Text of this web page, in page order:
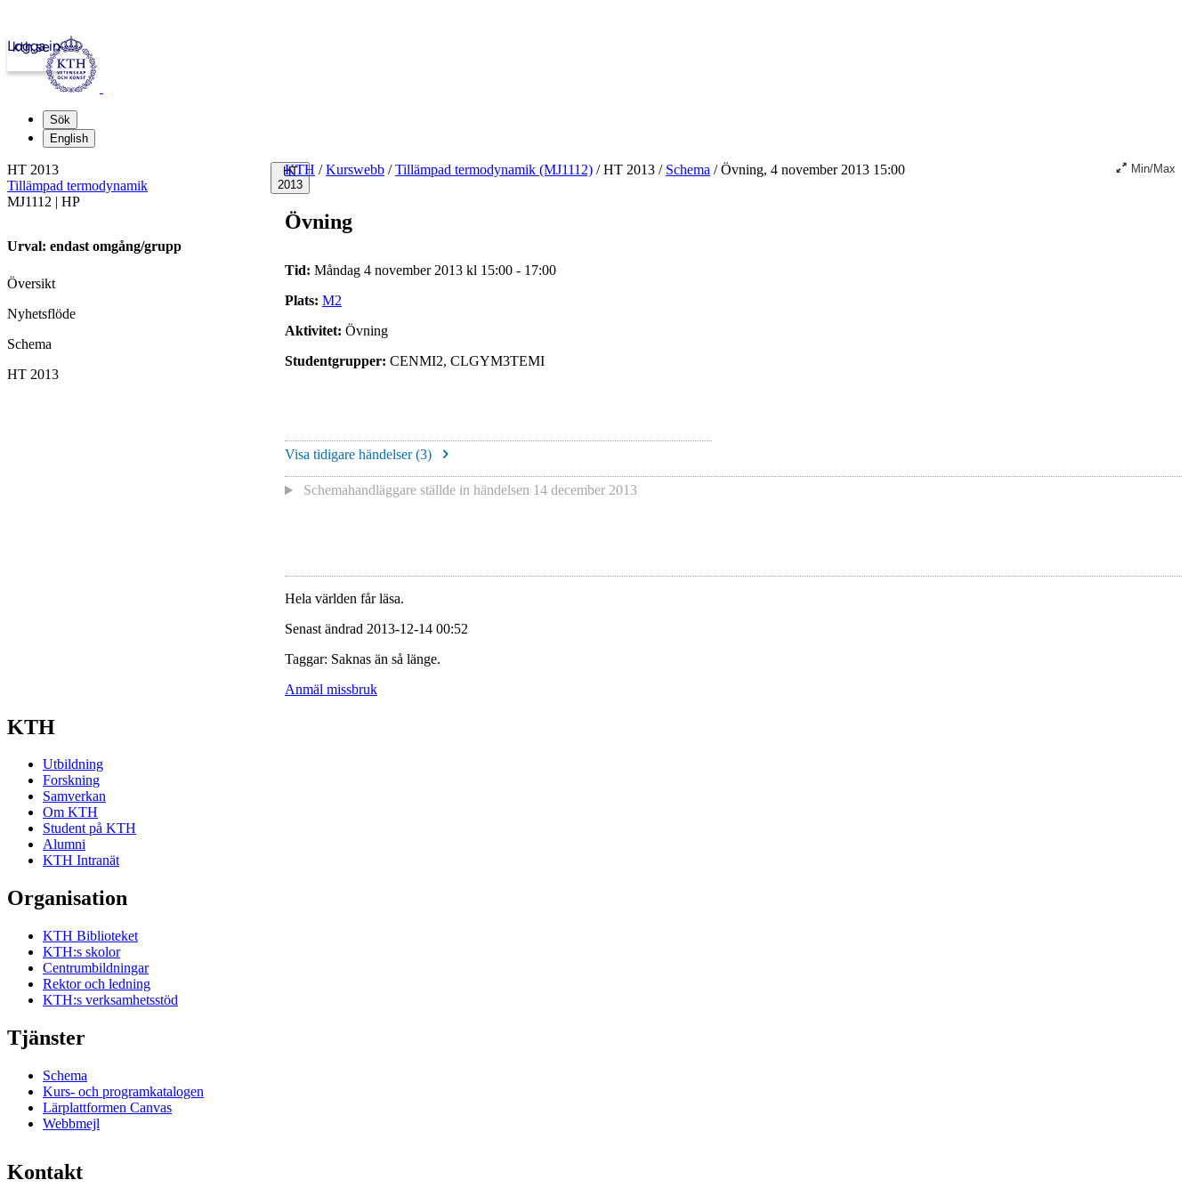
kth.se
Logga in
Sök
English
HT
2013
KTH / Kurswebb / Tillämpad termodynamik (MJ1112) /HT 2013 / Schema /Övning, 4 november 2013 15:00 Min/Max
Övning
Tid: Måndag 4 november 2013 kl 15:00 - 17:00
Plats: M2
Aktivitet: Övning
Studentgrupper: CENMI2, CLGYM3TEMI
Visa tidigare händelser (3)
Schemahandläggare ställde in händelsen 14 december 2013
Hela världen får läsa.
Senast ändrad 2013-12-14 00:52
Taggar: Saknas än så länge.
Anmäl missbruk
HT 2013
Tillämpad termodynamik
MJ1112 | HP
Urval: endast omgång/grupp
Översikt
Nyhetsflöde
Schema
HT 2013
KTH
Utbildning
Forskning
Samverkan
Om KTH
Student på KTH
Alumni
KTH Intranät
Organisation
KTH Biblioteket
KTH:s skolor
Centrumbildningar
Rektor och ledning
KTH:s verksamhetsstöd
Tjänster
Schema
Kurs- och programkatalogen
Lärplattformen Canvas
Webbmejl
Kontakt